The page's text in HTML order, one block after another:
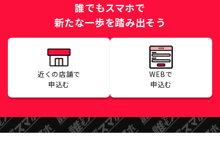
誰でもスマホで
新たな一歩を踏み出そう
近くの店舗で
申込む
WEBで
申込む